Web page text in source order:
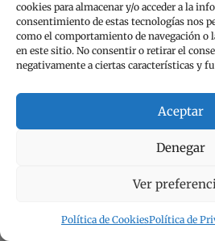
cookies para almacenar y/o acceder a la
consentimiento de estas tecnologías nos
como el comportamiento de navegación o
en este sitio. No consentir o retirar el
negativamente a ciertas características y
Aceptar
Denegar
Ver
Política de CookiesPolítica de
Aliamyel 17 de enero de
Exquisito, muchas gracias,
Hola,